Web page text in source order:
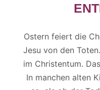
Ostern feiert die
Jesu von den
im Christentum.
In manchen alten